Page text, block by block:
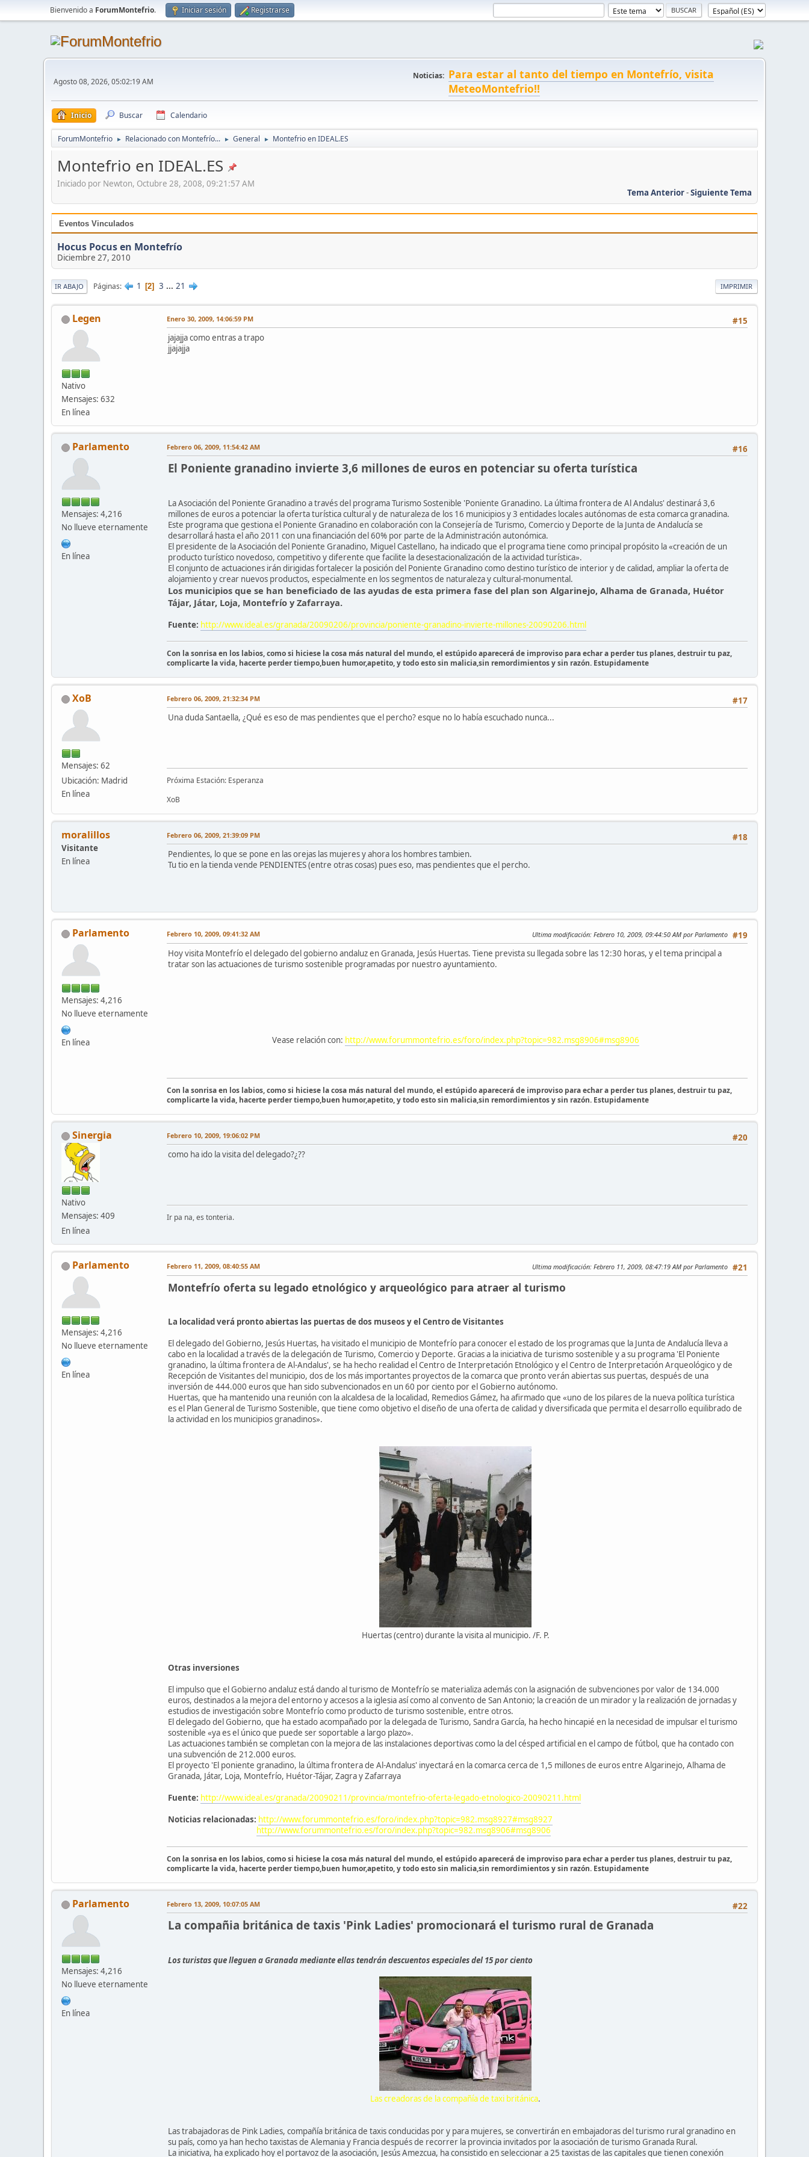
Bienvenido a ForumMontefrio. Iniciar sesión Registrarse
Agosto 08, 2026, 05:02:19 AM
Noticias: Para estar al tanto del tiempo en Montefrío, visita
MeteoMontefrio!!
Inicio Buscar Calendario
ForumMontefrio ► Relacionado con Montefrío... ► General ► Montefrio en IDEAL.ES
Montefrio en IDEAL.ES
Iniciado por Newton, Octubre 28, 2008, 09:21:57 AM
Tema Anterior-Siguiente Tema
Eventos Vinculados
Hocus Pocus en Montefrío
Diciembre 27, 2010
IMPRIMIR
IR ABAJO Páginas 1 2 3 ... 21
Legen
Nativo
Mensajes: 632
En línea
#15
Enero 30, 2009, 14:06:59 PM
jajajja como entras a trapo
jjajajja
Parlamento
Mensajes: 4,216
No llueve eternamente
En línea
#16
Febrero 06, 2009, 11:54:42 AM
El Poniente granadino invierte 3,6 millones de euros en potenciar su oferta turística
La Asociación del Poniente Granadino a través del programa Turismo Sostenible 'Poniente Granadino. La última frontera de Al Andalus' destinará 3,6
millones de euros a potenciar la oferta turística cultural y de naturaleza de los 16 municipios y 3 entidades locales autónomas de esta comarca granadina.
Este programa que gestiona el Poniente Granadino en colaboración con la Consejería de Turismo, Comercio y Deporte de la Junta de Andalucía se
desarrollará hasta el año 2011 con una financiación del 60% por parte de la Administración autonómica.
El presidente de la Asociación del Poniente Granadino, Miguel Castellano, ha indicado que el programa tiene como principal propósito la «creación de un
producto turístico novedoso, competitivo y diferente que facilite la desestacionalización de la actividad turística».
El conjunto de actuaciones irán dirigidas fortalecer la posición del Poniente Granadino como destino turístico de interior y de calidad, ampliar la oferta de
alojamiento y crear nuevos productos, especialmente en los segmentos de naturaleza y cultural-monumental.
Los municipios que se han beneficiado de las ayudas de esta primera fase del plan son Algarinejo, Alhama de Granada, Huétor
Tájar, Játar, Loja, Montefrío y Zafarraya.
Fuente: http://www.ideal.es/granada/20090206/provincia/poniente-granadino-invierte-millones-20090206.html
Con la sonrisa en los labios, como si hiciese la cosa más natural del mundo, el estúpido aparecerá de improviso para echar a perder tus planes, destruir tu paz,
complicarte la vida, hacerte perder tiempo,buen humor,apetito, y todo esto sin malicia,sin remordimientos y sin razón. Estupidamente
XoB
Mensajes: 62
Ubicación: Madrid
En línea
#17
Febrero 06, 2009, 21:32:34 PM
Una duda Santaella, ¿Qué es eso de mas pendientes que el percho? esque no lo había escuchado nunca...
Próxima Estación: Esperanza
XoB
moralillos
Visitante
En línea
#18
Febrero 06, 2009, 21:39:09 PM
Pendientes, lo que se pone en las orejas las mujeres y ahora los hombres tambien.
Tu tio en la tienda vende PENDIENTES (entre otras cosas) pues eso, mas pendientes que el percho.
Parlamento
Mensajes: 4,216
No llueve eternamente
En línea
#19
Febrero 10, 2009, 09:41:32 AM Ultima modificación: Febrero 10, 2009, 09:44:50 AM por Parlamento
Hoy visita Montefrío el delegado del gobierno andaluz en Granada, Jesús Huertas. Tiene prevista su llegada sobre las 12:30 horas, y el tema principal a
tratar son las actuaciones de turismo sostenible programadas por nuestro ayuntamiento.
Vease relación con: http://www.forummontefrio.es/foro/index.php?topic=982.msg8906#msg8906
Con la sonrisa en los labios, como si hiciese la cosa más natural del mundo, el estúpido aparecerá de improviso para echar a perder tus planes, destruir tu paz,
complicarte la vida, hacerte perder tiempo,buen humor,apetito, y todo esto sin malicia,sin remordimientos y sin razón. Estupidamente
Sinergia
Nativo
Mensajes: 409
En línea
#20
Febrero 10, 2009, 19:06:02 PM
como ha ido la visita del delegado?¿??
Ir pa na, es tonteria.
Parlamento
Mensajes: 4,216
No llueve eternamente
En línea
#21
Febrero 11, 2009, 08:40:55 AM Ultima modificación: Febrero 11, 2009, 08:47:19 AM por Parlamento
Montefrío oferta su legado etnológico y arqueológico para atraer al turismo
La localidad verá pronto abiertas las puertas de dos museos y el Centro de Visitantes
El delegado del Gobierno, Jesús Huertas, ha visitado el municipio de Montefrío para conocer el estado de los programas que la Junta de Andalucía lleva a
cabo en la localidad a través de la delegación de Turismo, Comercio y Deporte. Gracias a la iniciativa de turismo sostenible y a su programa 'El Poniente
granadino, la última frontera de Al-Andalus', se ha hecho realidad el Centro de Interpretación Etnológico y el Centro de Interpretación Arqueológico y de
Recepción de Visitantes del municipio, dos de los más importantes proyectos de la comarca que pronto verán abiertas sus puertas, después de una
inversión de 444.000 euros que han sido subvencionados en un 60 por ciento por el Gobierno autónomo.
Huertas, que ha mantenido una reunión con la alcaldesa de la localidad, Remedios Gámez, ha afirmado que «uno de los pilares de la nueva política turística
es el Plan General de Turismo Sostenible, que tiene como objetivo el diseño de una oferta de calidad y diversificada que permita el desarrollo equilibrado de
la actividad en los municipios granadinos».
Huertas (centro) durante la visita al municipio. /F. P.
Otras inversiones
El impulso que el Gobierno andaluz está dando al turismo de Montefrío se materializa además con la asignación de subvenciones por valor de 134.000
euros, destinados a la mejora del entorno y accesos a la iglesia así como al convento de San Antonio; la creación de un mirador y la realización de jornadas y
estudios de investigación sobre Montefrío como producto de turismo sostenible, entre otros.
El delegado del Gobierno, que ha estado acompañado por la delegada de Turismo, Sandra García, ha hecho hincapié en la necesidad de impulsar el turismo
sostenible «ya es el único que puede ser soportable a largo plazo».
Las actuaciones también se completan con la mejora de las instalaciones deportivas como la del césped artificial en el campo de fútbol, que ha contado con
una subvención de 212.000 euros.
El proyecto 'El poniente granadino, la última frontera de Al-Andalus' inyectará en la comarca cerca de 1,5 millones de euros entre Algarinejo, Alhama de
Granada, Játar, Loja, Montefrío, Huétor-Tájar, Zagra y Zafarraya
Fuente: http://www.ideal.es/granada/20090211/provincia/montefrio-oferta-legado-etnologico-20090211.html
Noticias relacionadas: http://www.forummontefrio.es/foro/index.php?topic=982.msg8927#msg8927
http://www.forummontefrio.es/foro/index.php?topic=982.msg8906#msg8906
Con la sonrisa en los labios, como si hiciese la cosa más natural del mundo, el estúpido aparecerá de improviso para echar a perder tus planes, destruir tu paz,
complicarte la vida, hacerte perder tiempo,buen humor,apetito, y todo esto sin malicia,sin remordimientos y sin razón. Estupidamente
Parlamento
Mensajes: 4,216
No llueve eternamente
En línea
#22
Febrero 13, 2009, 10:07:05 AM
La compañia británica de taxis 'Pink Ladies' promocionará el turismo rural de Granada
Los turistas que lleguen a Granada mediante ellas tendrán descuentos especiales del 15 por ciento
Las creadoras de la compañía de taxi británica.
Las trabajadoras de Pink Ladies, compañía británica de taxis conducidas por y para mujeres, se convertirán en embajadoras del turismo rural granadino en
su país, como ya han hecho taxistas de Alemania y Francia después de recorrer la provincia invitados por la asociación de turismo Granada Rural.
La iniciativa, ha explicado hoy el portavoz de la asociación, Jesús Amezcua, ha consistido en seleccionar a 25 taxistas de las capitales que tienen conexión